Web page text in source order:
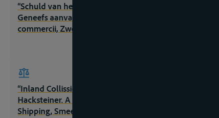
“Schuld van het schip naar aanleiding van het
Geneefs aanvaringstractaat van 1960” in Gratia
commercii, Zwolle, Tjeenk Willink, 1981, 179-194;
“Inland Collission Law” in Festschrift Resi
Hacksteiner. A voyage through the Law of Inland
Shipping, Smeele, F., Haak, K., Fischer, M.,